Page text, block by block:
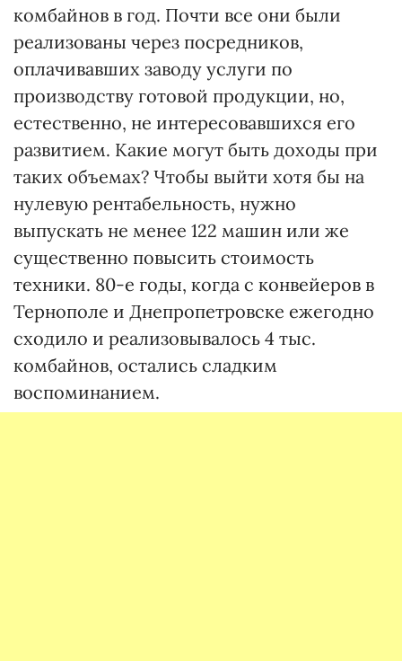
комбайнов в год. Почти все они были
реализованы через посредников,
оплачивавших заводу услуги по
производству готовой продукции, но,
естественно, не интересовавшихся его
развитием. Какие могут быть доходы при
таких объемах? Чтобы выйти хотя бы на
нулевую рентабельность, нужно
выпускать не менее 122 машин или же
существенно повысить стоимость
техники. 80-е годы, когда с конвейеров в
Тернополе и Днепропетровске ежегодно
сходило и реализовывалось 4 тыс.
комбайнов, остались сладким
воспоминанием.